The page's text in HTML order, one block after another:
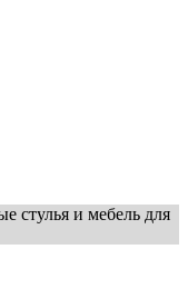
стулья и мебель для